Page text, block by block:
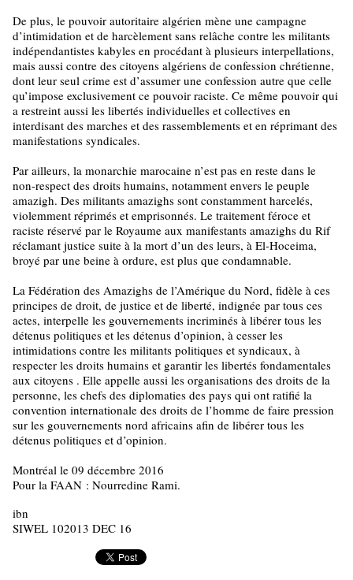
De plus, le pouvoir autoritaire algérien mène une campagne
d’intimidation et de harcèlement sans relâche contre les militants
indépendantistes kabyles en procédant à plusieurs interpellations,
mais aussi contre des citoyens algériens de confession chrétienne,
dont leur seul crime est d’assumer une confession autre que celle
qu’impose exclusivement ce pouvoir raciste. Ce même pouvoir qui
a restreint aussi les libertés individuelles et collectives en
interdisant des marches et des rassemblements et en réprimant des
manifestations syndicales.
Par ailleurs, la monarchie marocaine n’est pas en reste dans le
non-respect des droits humains, notamment envers le peuple
amazigh. Des militants amazighs sont constamment harcelés,
violemment réprimés et emprisonnés. Le traitement féroce et
raciste réservé par le Royaume aux manifestants amazighs du Rif
réclamant justice suite à la mort d’un des leurs, à El-Hoceima,
broyé par une beine à ordure, est plus que condamnable.
La Fédération des Amazighs de l’Amérique du Nord, fidèle à ces
principes de droit, de justice et de liberté, indignée par tous ces
actes, interpelle les gouvernements incriminés à libérer tous les
détenus politiques et les détenus d’opinion, à cesser les
intimidations contre les militants politiques et syndicaux, à
respecter les droits humains et garantir les libertés fondamentales
aux citoyens . Elle appelle aussi les organisations des droits de la
personne, les chefs des diplomaties des pays qui ont ratifié la
convention internationale des droits de l’homme de faire pression
sur les gouvernements nord africains afin de libérer tous les
détenus politiques et d’opinion.
Montréal le 09 décembre 2016
Pour la FAAN : Nourredine Rami.
ibn
SIWEL 102013 DEC 16